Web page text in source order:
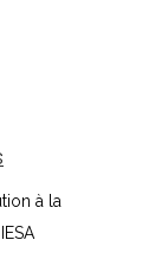
à la